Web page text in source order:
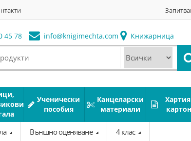
45 78 info@knigimechta.com Книжарница
Ученически
пособия
Канцеларски
материали
Външно оценяване 4 клас